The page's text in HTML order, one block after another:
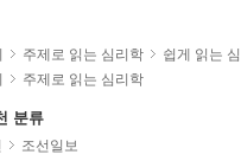
주제로 읽는 심리학
쉽게 읽는
주제로 읽는 심리학
분류
조선일보